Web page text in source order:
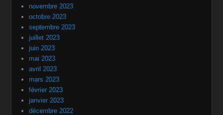
novembre 2023
octobre 2023
septembre 2023
juillet 2023
juin 2023
mai 2023
avril 2023
mars 2023
février 2023
janvier 2023
décembre 2022